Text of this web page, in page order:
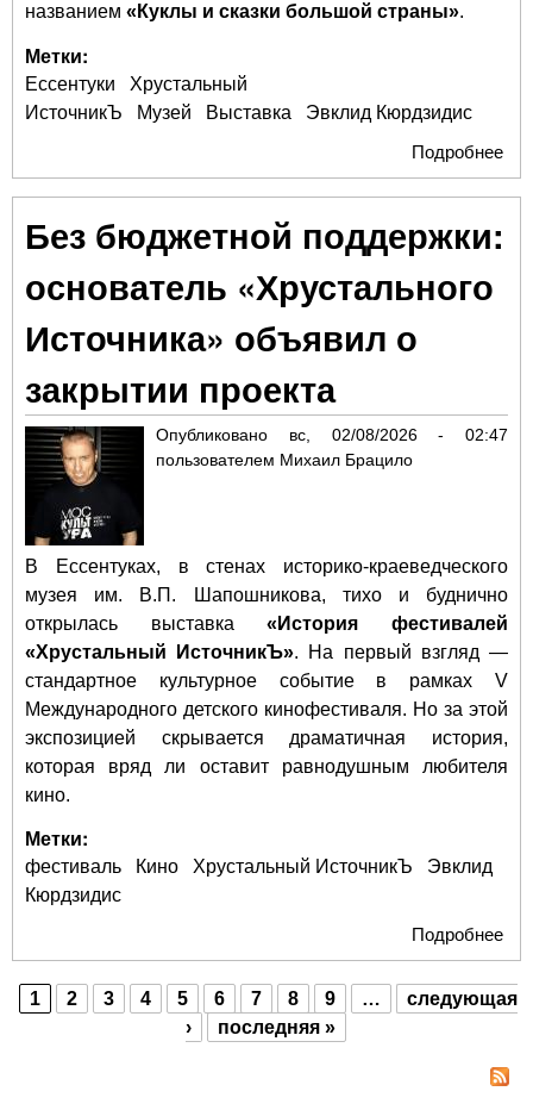
названием «Куклы и сказки большой страны».
Метки:
Ессентуки
Хрустальный
ИсточникЪ
Музей Выставка
Эвклид Кюрдзидис
Подробнее
и
Без бюджетной поддержки:
основатель «Хрустального
Источника» объявил о
закрытии проекта
Опубликовано вс, 02/08/2026 - 02:47
пользователем Михаил Брацило
В Ессентуках, в стенах историко-краеведческого
музея им. В.П. Шапошникова, тихо и буднично
открылась выставка«История фестивалей
«Хрустальный ИсточникЪ». На первый взгляд —
стандартное культурное событие в рамках V
Международного детского кинофестиваля. Но за этой
экспозицией скрывается драматичная история,
которая вряд ли оставит равнодушным любителя
кино.
Метки:
фестиваль Кино Хрустальный ИсточникЪ
Эвклид
Кюрдзидис
Подробнее
Страницы
1 2 3 4 5 6 7 8 9 …
следующая
›
последняя »